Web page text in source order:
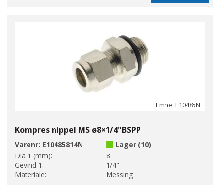
Emne: E10485N
Kompres nippel MS ø8×1/4"BSPP
Varenr: E10485814N
Lager (10)
Dia 1 (mm):
8
Gevind 1:
1/4"
Materiale:
Messing